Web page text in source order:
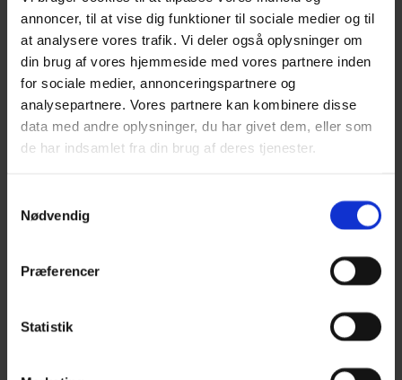
annoncer, til at vise dig funktioner til sociale medier og til
at analysere vores trafik. Vi deler også oplysninger om
din brug af vores hjemmeside med vores partnere inden
for sociale medier, annonceringspartnere og
analysepartnere. Vores partnere kan kombinere disse
data med andre oplysninger, du har givet dem, eller som
de har indsamlet fra din brug af deres tjenester.
Nødvendig
Præferencer
Statistik
Se alle Mohair
Bella
Bella Color
Desiderio
Filnovo
Mulberry Silk
Leonora
Silk Mohair
Alpaka
Alpaca 1